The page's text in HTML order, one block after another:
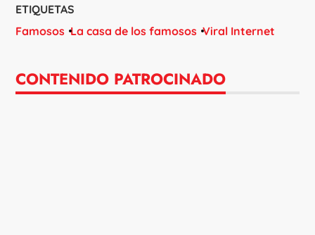
ETIQUETAS
Famosos La casa de los famosos Viral Internet
CONTENIDO PATROCINADO